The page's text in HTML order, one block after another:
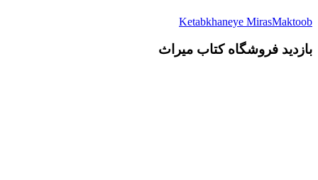
Ketabkhaneye MirasMaktoob
بازدید فروشگاه کتاب میراث